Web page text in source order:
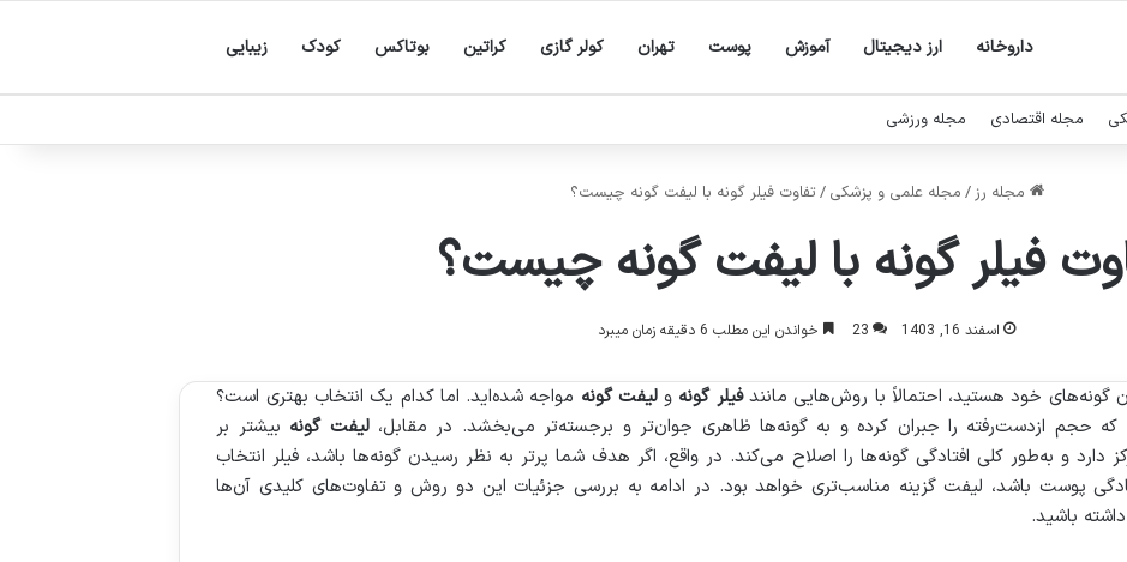
داروخانه ارز دیجیتال آموزش پوست تهران کولر گازی کراتین بوتاکس کودک زیبایی
مجله اقتصادی مجله ورزشی
مجله رز/ مجله علمی و پزشکی / تفاوت فیلر گونه با لیفت گونه چیست؟
فیلر گونه با لیفت گونه چیست؟
اسفند 16, 1403 23 خواندن این مطلب 6 دقیقه زمان میبرد
گونه‌های خود هستید، احتمالاً با روش‌هایی مانندفیلر گونه ولیفت گونه مواجه شده‌اید. اما کدام یک انتخاب بهتری است؟
حجم ازدست‌رفته را جبران کرده و به گونه‌ها ظاهری جوان‌تر و برجسته‌تر می‌بخشد. در مقابل،لیفت گونه بیشتر بر
و به‌طور کلی افتادگی گونه‌ها را اصلاح می‌کند. در واقع، اگر هدف شما پرتر به نظر رسیدن گونه‌ها باشد، فیلر انتخاب
پوست باشد، لیفت گزینه مناسب‌تری خواهد بود. در ادامه به بررسی جزئیات این دو روش و تفاوت‌های کلیدی آن‌ها
داشته باشید.